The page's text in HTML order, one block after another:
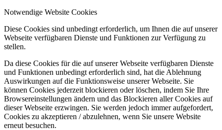
Notwendige Website Cookies
Diese Cookies sind unbedingt erforderlich, um Ihnen die auf unserer
Webseite verfügbaren Dienste und Funktionen zur Verfügung zu
stellen.
Da diese Cookies für die auf unserer Webseite verfügbaren Dienste
und Funktionen unbedingt erforderlich sind, hat die Ablehnung
Auswirkungen auf die Funktionsweise unserer Webseite. Sie
können Cookies jederzeit blockieren oder löschen, indem Sie Ihre
Browsereinstellungen ändern und das Blockieren aller Cookies auf
dieser Webseite erzwingen. Sie werden jedoch immer aufgefordert,
Cookies zu akzeptieren / abzulehnen, wenn Sie unsere Website
erneut besuchen.